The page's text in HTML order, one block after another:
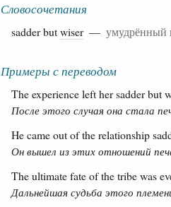
Словосочетания
sadder butwiser— умудрённый
Примеры с переводом
The experience left her sadder but
После этого случая она стала
He came out of the relationship
Он вышел из этих отношений
The ultimate fate of the tribe was
Дальнейшая судьба этого